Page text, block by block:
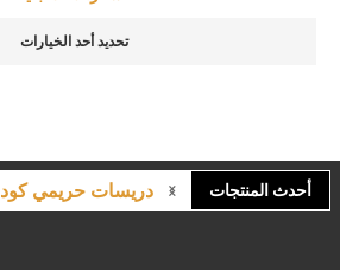
تحديد أحد الخيارات
أحدث المنتجات
دريسات حريمي كود 6011